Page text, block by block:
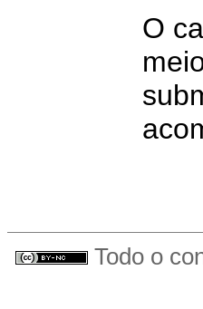
O
Todo o